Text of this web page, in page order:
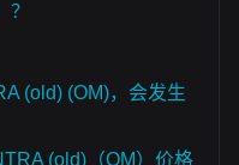
(old) (OM)，会发生
(old)（OM）价格